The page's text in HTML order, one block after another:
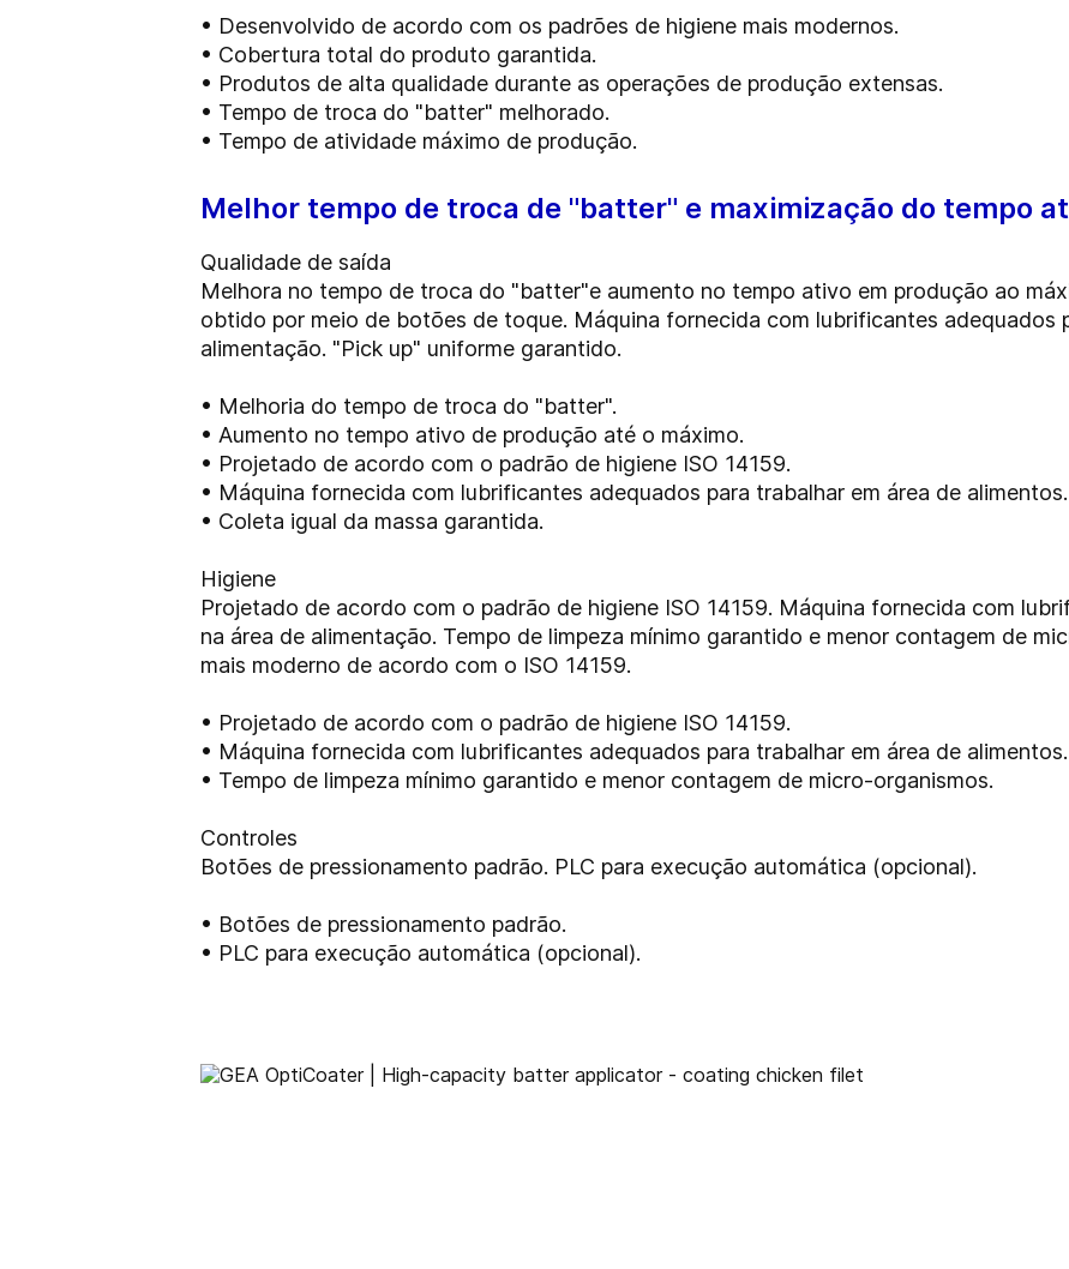
• Desenvolvido de acordo com os padrões de higiene mais modernos.
• Cobertura total do produto garantida.
• Produtos de alta qualidade durante as operações de produção extensas.
• Tempo de troca do "batter" melhorado.
• Tempo de atividade máximo de produção.
Melhor tempo de troca de "batter" e maximização do tempo
Qualidade de saída
Melhora no tempo de troca do "batter"e aumento no tempo ativo em produção ao
obtido por meio de botões de toque. Máquina fornecida com lubrificantes adequados
alimentação. "Pick up" uniforme garantido.
• Melhoria do tempo de troca do "batter".
• Aumento no tempo ativo de produção até o máximo.
• Projetado de acordo com o padrão de higiene ISO 14159.
• Máquina fornecida com lubrificantes adequados para trabalhar em área de alimentos.
• Coleta igual da massa garantida.
Higiene
Projetado de acordo com o padrão de higiene ISO 14159. Máquina fornecida com
na área de alimentação. Tempo de limpeza mínimo garantido e menor contagem de
mais moderno de acordo com o ISO 14159.
• Projetado de acordo com o padrão de higiene ISO 14159.
• Máquina fornecida com lubrificantes adequados para trabalhar em área de alimentos.
• Tempo de limpeza mínimo garantido e menor contagem de micro-organismos.
Controles
Botões de pressionamento padrão. PLC para execução automática (opcional).
• Botões de pressionamento padrão.
• PLC para execução automática (opcional).